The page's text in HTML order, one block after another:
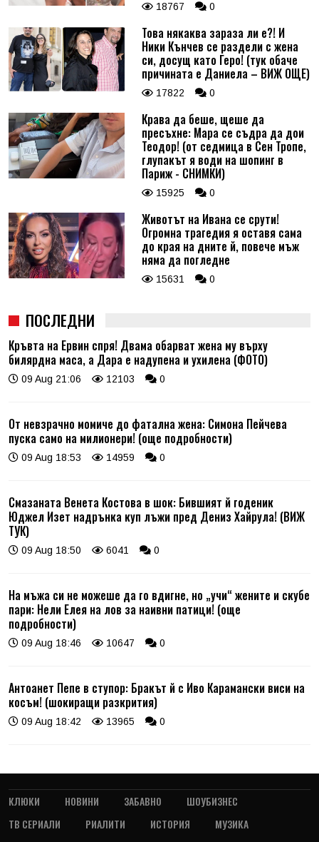
18767 0
Това някаква зараза ли е?! И
Ники Кънчев се раздели с жена
си, досущ като Геро! (тук обаче
причината е Даниела – ВИЖ ОЩЕ)
17822 0
Крава да беше, щеше да
пресъхне: Мара се съдра да дои
Теодор! (от седмица в Сен Тропе,
глупакът я води на шопинг в
Париж - СНИМКИ)
15925 0
Животът на Ивана се срути!
Огромна трагедия я оставя сама
до края на дните й, повече мъж
няма да погледне
15631 0
ПОСЛЕДНИ
Кръвта на Ервин спря! Двама обарват жена му върху
билярдна маса, а Дара е надупена и ухилена (ФОТО)
09 Aug 21:06 12103 0
От невзрачно момиче до фатална жена: Симона Пейчева
пуска само на милионери! (още подробности)
09 Aug 18:53 14959 0
Смазаната Венета Костова в шок: Бившият й годеник
Юджел Изет надрънка куп лъжи пред Дениз Хайрула! (ВИЖ
ТУК)
09 Aug 18:50 6041 0
На мъжа си не можеше да го вдигне, но „учи“ жените и скубе
пари: Нели Елея на лов за наивни патици! (още
подробности)
09 Aug 18:46 10647 0
Антоанет Пепе в ступор: Бракът й с Иво Карамански виси на
косъм! (шокиращи разкрития)
09 Aug 18:42 13965 0
КЛЮКИ НОВИНИ ЗАБАВНО
ШОУБИЗНЕС
ТВ СЕРИАЛИ
РИАЛИТИ ИСТОРИЯ
МУЗИКА